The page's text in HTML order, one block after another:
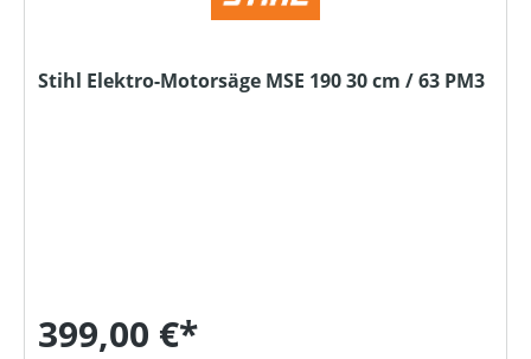
Stihl Elektro-Motorsäge MSE 190 30 cm / 63 PM3
399,00 €*